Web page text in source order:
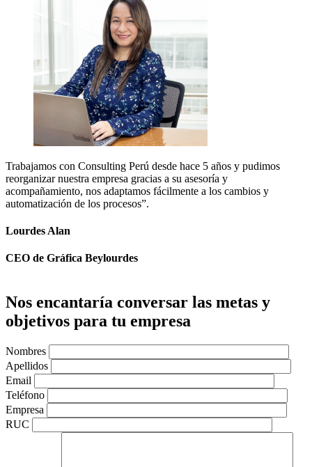
Trabajamos con Consulting Perú desde hace 5 años y pudimos
reorganizar nuestra empresa gracias a su asesoría y
acompañamiento, nos adaptamos fácilmente a los cambios y
automatización de los procesos”.
Lourdes Alan
CEO de Gráfica Beylourdes
Nos encantaría conversar las metas y
objetivos para tu empresa
Nombres
Apellidos
Email
Teléfono
Empresa
RUC